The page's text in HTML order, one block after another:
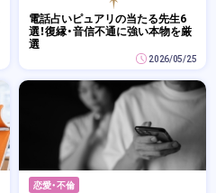
電話占いピュアリの当たる先生6
選！復縁・音信不通に強い本物を厳
選
2026/05/25
恋愛・不倫